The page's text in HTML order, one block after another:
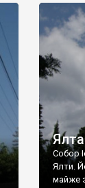
Собор
Ялти.
майже